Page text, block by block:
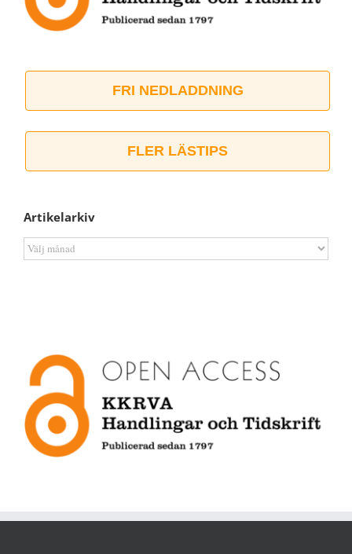
FRI NEDLADDNING
FLER LÄSTIPS
Artikelarkiv
Artikelarkiv